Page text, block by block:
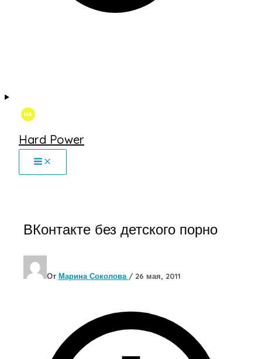
Hard Power
ВКонтакте без детского порно
От Марина Соколова / 26 мая, 2011